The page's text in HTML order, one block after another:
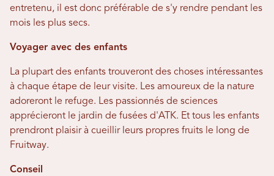
entretenu, il est donc préférable de s'y rendre pendant les
mois les plus secs.
Voyager avec des enfants
La plupart des enfants trouveront des choses intéressantes
à chaque étape de leur visite. Les amoureux de la nature
adoreront le refuge. Les passionnés de sciences
apprécieront le jardin de fusées d'ATK. Et tous les enfants
prendront plaisir à cueillir leurs propres fruits le long de
Fruitway.
Conseil